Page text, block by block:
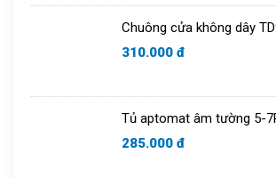
Chuông cửa không dây
310.000 đ
Tủ aptomat âm tường 5-
285.000 đ